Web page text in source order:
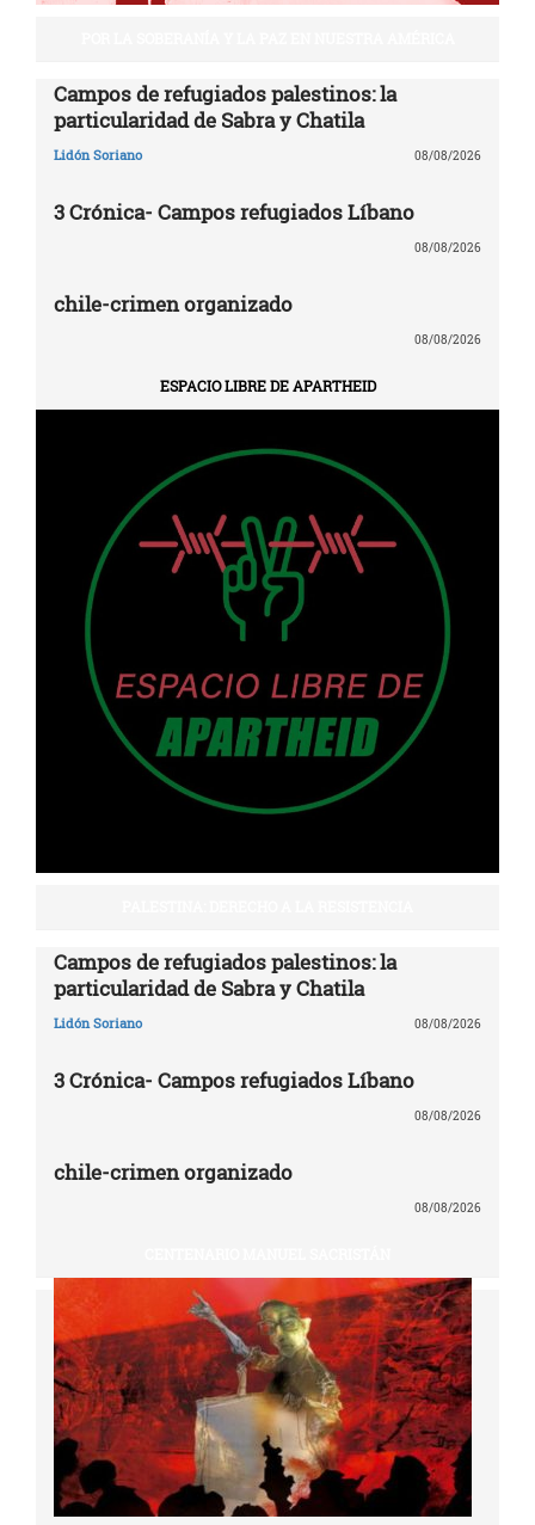
Campos de refugiados palestinos: la
particularidad de Sabra y Chatila
Lidón Soriano 08/08/2026
3 Crónica- Campos refugiados Líbano
08/08/2026
chile-crimen organizado
08/08/2026
ESPACIO LIBRE DE APARTHEID
Campos de refugiados palestinos: la
particularidad de Sabra y Chatila
Lidón Soriano 08/08/2026
3 Crónica- Campos refugiados Líbano
08/08/2026
chile-crimen organizado
08/08/2026